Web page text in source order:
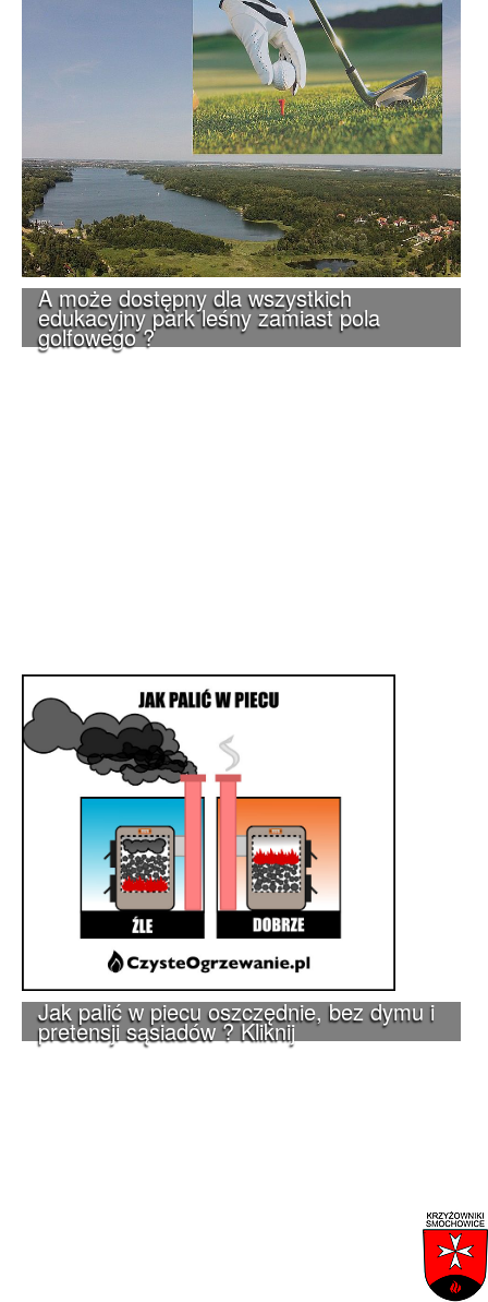
A może dostępny dla wszystkich
edukacyjny park leśny zamiast pola
golfowego ?
Jak palić w piecu oszczędnie, bez dymu i
pretensji sąsiadów ? Kliknij